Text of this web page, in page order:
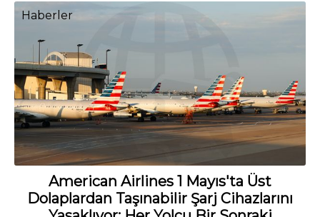
American Airlines 1 Mayıs'ta Üst
Dolaplardan Taşınabilir Şarj Cihazlarını
Haberler